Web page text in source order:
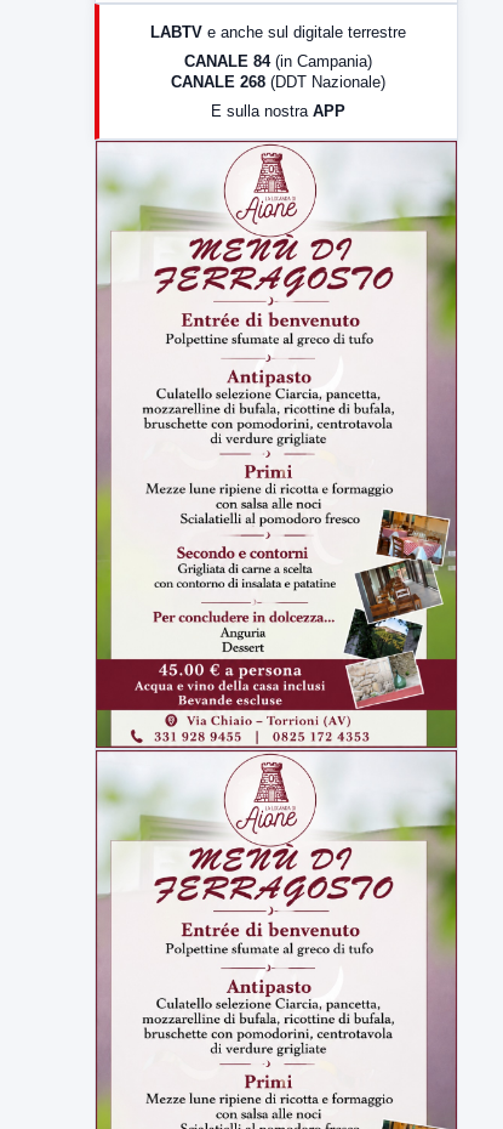
LabNews (Diretta)
LabNews (replica)
LABTV e anche sul digitale terrestre
CANALE 84 (in Campania)
CANALE 268 (DDT Nazionale)
E sulla nostra APP